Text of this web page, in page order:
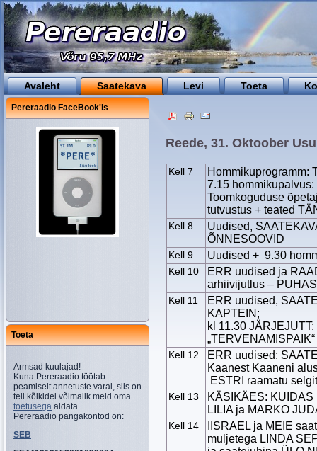
Avaleht Saatekava Levi Toeta
Pereraadio FaceBook'is
Toeta
Armsad kuulajad!
Kuna Pereraadio töötab
peamiselt annetuste varal, siis on
teil kõikidel võimalik meid oma
toetusega aidata.
Pereraadio pangakontod on:
SEB
Reede, 31. Oktoober
Kell 7
Hommikuprogramm:
7.15
Toomkoguduse
tutvustus + teated
Kell 8
Uudised,
ÕNNESOOVID
Kell 9 Uudised + 9.30
Kell 10
ERR uudised ja
arhiivijutlus –
Kell 11
ERR uudised,
KAPTEIN;
kl 11.30
Kell 12
ERR uudised;
Kaanest Kaaneni
ESTRI raamatu
Kell 13
KÄSIKÄES:
LILIA ja MARKO
Kell 14
IISRAEL ja MEIE
muljetega LINDA